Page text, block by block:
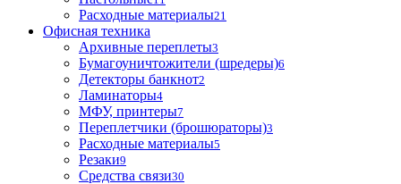
Расходные материалы21
Офисная техника
Архивные переплеты3
Бумагоуничтожители (шредеры)6
Детекторы банкнот2
Ламинаторы4
МФУ, принтеры7
Переплетчики (брошюраторы)3
Расходные материалы5
Резаки9
Средства связи30